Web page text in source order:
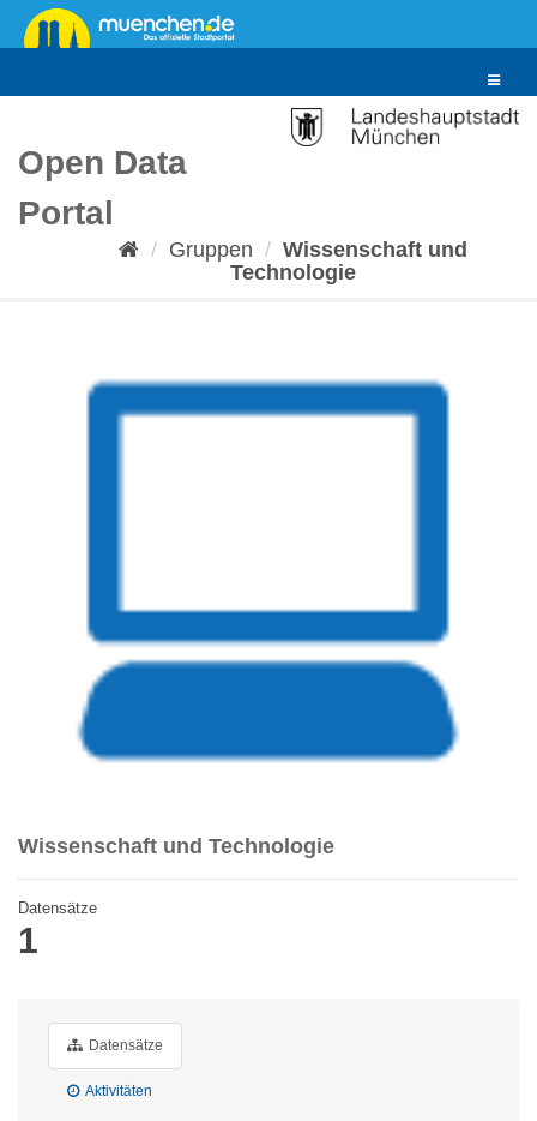
Überspringen
zum
Toggle
Open Data
Portal
Gruppen
Wissenschaft und
Technologie
Wissenschaft und Technologie
Datensätze
1
Datensätze
Aktivitäten